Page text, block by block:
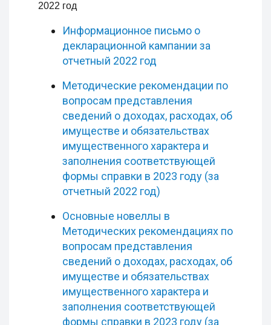
2022 год
Информационное письмо о
декларационной кампании за
отчетный 2022 год
Методические рекомендации по
вопросам представления
сведений о доходах, расходах, об
имуществе и обязательствах
имущественного характера и
заполнения соответствующей
формы справки в 2023 году (за
отчетный 2022 год)
Основные новеллы в
Методических рекомендациях по
вопросам представления
сведений о доходах, расходах, об
имуществе и обязательствах
имущественного характера и
заполнения соответствующей
формы справки в 2023 году (за